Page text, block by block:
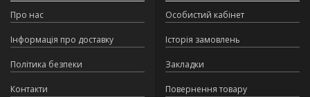
Про нас
Інформація про доставку
Політика безпеки
Контакти
Особистий кабінет
Історія замовлень
Закладки
Повернення товару